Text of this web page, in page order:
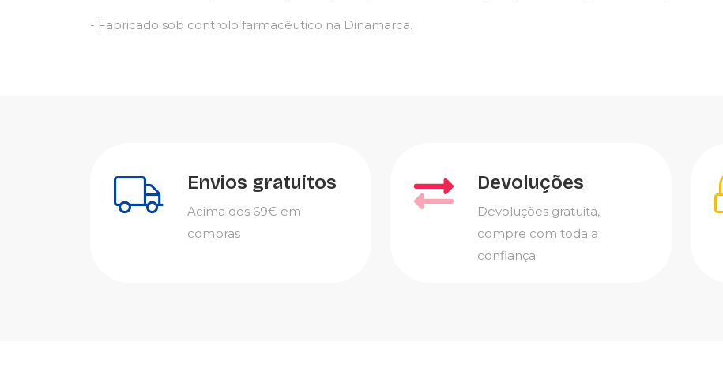
- Fabricado sob controlo farmacêutico na Dinamarca.
Envios gratuitos
Acima dos 69€ em
compras
Devoluções
Devoluções gratuita,
compre com toda a
confiança